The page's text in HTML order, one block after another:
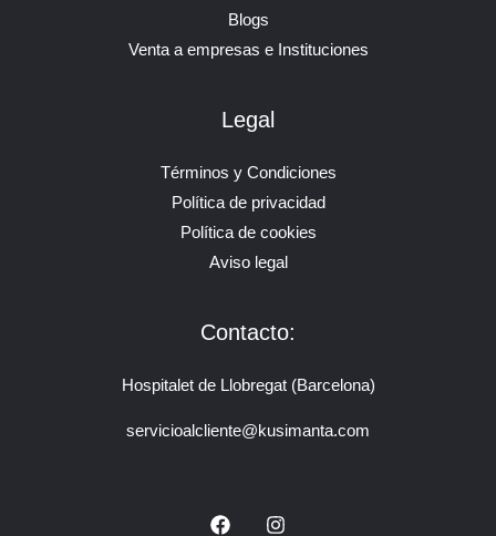
Blogs
Venta a empresas e Instituciones
Legal
Términos y Condiciones
Política de privacidad
Política de cookies
Aviso legal
Contacto:
Hospitalet de Llobregat (Barcelona)
servicioalcliente@kusimanta.com